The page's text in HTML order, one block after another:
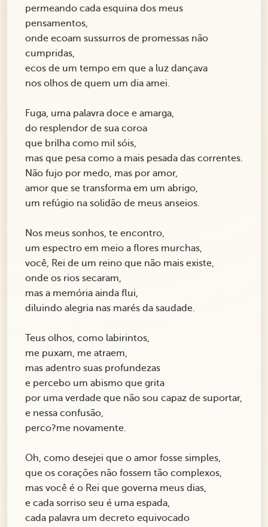
permeando cada esquina dos meus
pensamentos,
onde ecoam sussurros de promessas não
cumpridas,
ecos de um tempo em que a luz dançava
nos olhos de quem um dia amei.
Fuga, uma palavra doce e amarga,
do resplendor de sua coroa
que brilha como mil sóis,
mas que pesa como a mais pesada das correntes.
Não fujo por medo, mas por amor,
amor que se transforma em um abrigo,
um refúgio na solidão de meus anseios.
Nos meus sonhos, te encontro,
um espectro em meio a flores murchas,
você, Rei de um reino que não mais existe,
onde os rios secaram,
mas a memória ainda flui,
diluindo alegria nas marés da saudade.
Teus olhos, como labirintos,
me puxam, me atraem,
mas adentro suas profundezas
e percebo um abismo que grita
por uma verdade que não sou capaz de suportar,
e nessa confusão,
perco?me novamente.
Oh, como desejei que o amor fosse simples,
que os corações não fossem tão complexos,
mas você é o Rei que governa meus dias,
e cada sorriso seu é uma espada,
cada palavra um decreto equivocado